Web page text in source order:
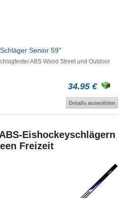
Senior 59"
ABS Wood Street und Outdoor
34.95 €
Details auswählen
Eishockeyschlägern
Freizeit